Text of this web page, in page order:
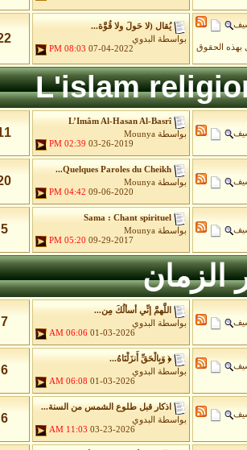
بهذه الحقوق
يُقال (لا حَولَ ولا قُوَّة...
بواسطة
البدوي
07-04-2022
08:03 PM
L'islam
L’Imâm Al-Hasan Al-Basrî
بواسطة Mounya
03-26-2019
02:39 PM
Quelques Paroles du Cheikh...
بواسطة Mounya
09-06-2020
04:42 PM
Sama : Chant spirituel
بواسطة Mounya
09-29-2017
05:20 PM
5
الزمان
اللَّهمَّ إنِّي أسألُكَ مِن...
بواسطة
البدوي
01-03-2026
06:06 AM
7
﴿ وَبِالْحَقِّ أَنزَلْنَاهُ...
بواسطة
البدوي
01-03-2026
06:08 AM
6
اذكار قبل طلوع الشمس من السنة...
بواسطة
البدوي
03-23-2026
11:03 AM
6